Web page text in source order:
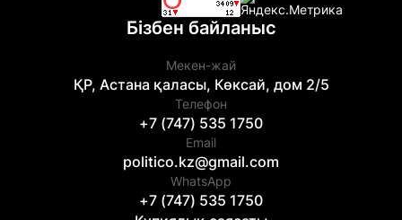
Бізбен байланыс
Мекен-жай
ҚР, Астана қаласы, Көксай, дом 2/5
Телефон
+7 (747) 535 1750
Email
politico.kz@gmail.com
WhatsApp
+7 (747) 535 1750